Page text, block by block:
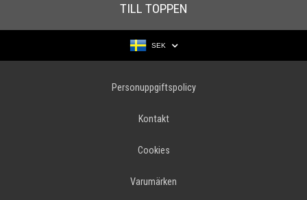
TILL TOPPEN
SEK
Personuppgiftspolicy
Kontakt
Cookies
Varumärken